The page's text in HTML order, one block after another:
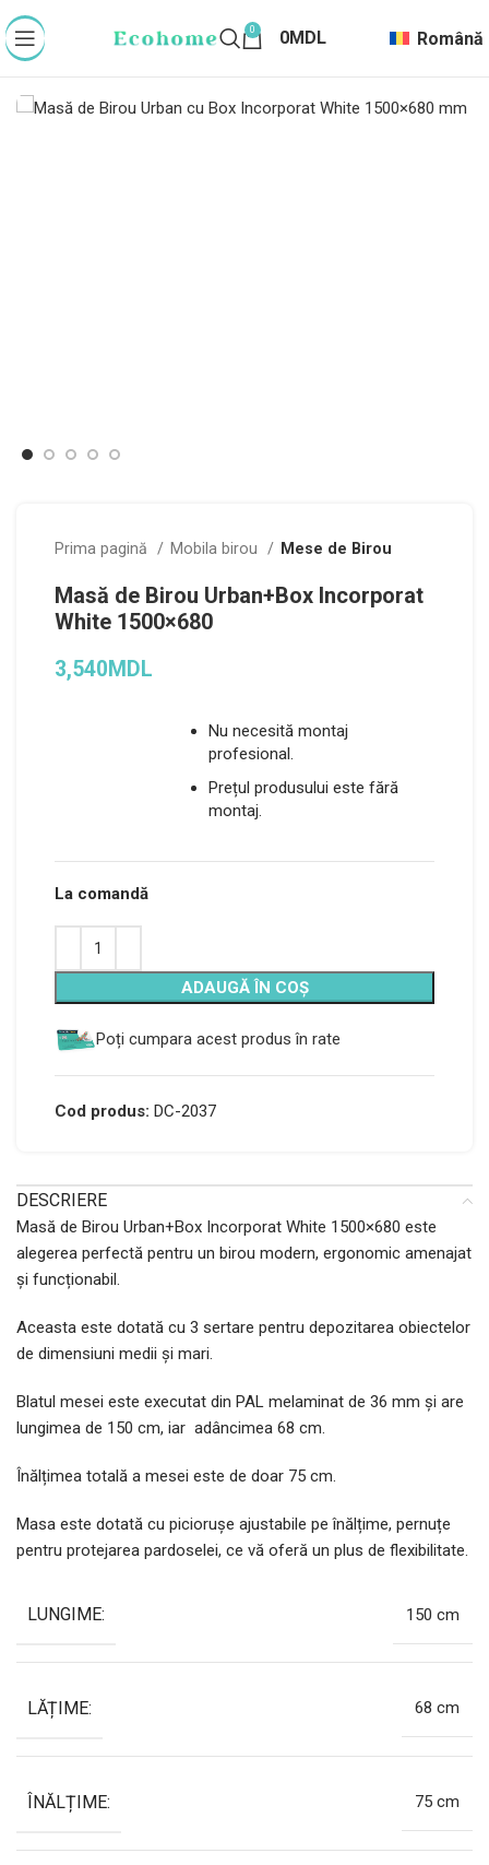
0 0MDL Română
Prima pagină Mobila birou Mese de Birou
Masă de Birou Urban+Box Incorporat
White 1500×680
3,540MDL
Nu necesită montaj
profesional.
Prețul produsului este fără
montaj.
La comandă
ADAUGĂ ÎN COȘ
Alternative:
Poți cumpara acest produs în rate
Cod produs: DC-2037
DESCRIERE
Masă de Birou Urban+Box Incorporat White 1500×680 este
alegerea perfectă pentru un birou modern, ergonomic amenajat
și funcționabil.
Aceasta este dotată cu 3 sertare pentru depozitarea obiectelor
de dimensiuni medii și mari.
Blatul mesei este executat din PAL melaminat de 36 mm și are
lungimea de 150 cm, iar adâncimea 68 cm.
Înălțimea totală a mesei este de doar 75 cm.
Masa este dotată cu piciorușe ajustabile pe înălțime, pernuțe
pentru protejarea pardoselei, ce vă oferă un plus de flexibilitate.
LUNGIME: 150 cm
LĂȚIME: 68 cm
ÎNĂLȚIME: 75 cm